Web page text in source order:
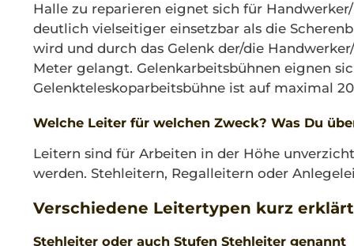
Halle zu reparieren eignet sich für
deutlich vielseitiger einsetzbar als die
wird und durch das Gelenk der/die
Meter gelangt. Gelenkarbeitsbühnen eignen
Gelenkteleskoparbeitsbühne ist auf maximal
Welche Leiter für welchen Zweck? Was Du
Leitern sind für Arbeiten in der Höhe
werden. Stehleitern, Regalleitern oder
Verschiedene Leitertypen kurz
Stehleiter oder auch Stufen Stehleiter genannt